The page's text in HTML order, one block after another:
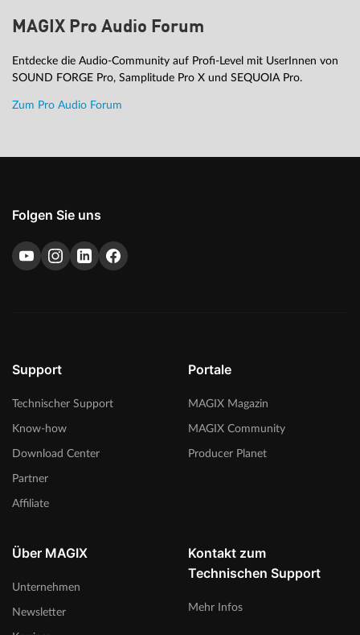
MAGIX Pro Audio Forum
Entdecke die Audio-Community auf Profi-Level mit UserInnen von
SOUND FORGE Pro, Samplitude Pro X und SEQUOIA Pro.
Zum Pro Audio Forum
Folgen Sie uns
Support
Technischer Support
Know-how
Download Center
Partner
Affiliate
Portale
MAGIX Magazin
MAGIX Community
Producer Planet
Über MAGIX
Unternehmen
Newsletter
Kontakt zum
Technischen Support
Mehr Infos